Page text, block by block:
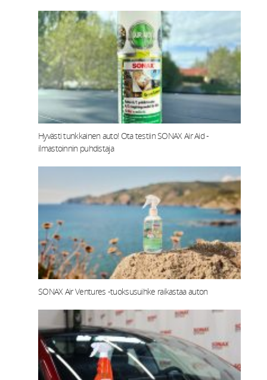
Hyvästi tunkkainen auto! Ota testiin SONAX Air Aid -
ilmastoinnin puhdistaja
SONAX Air Ventures -tuoksusuihke raikastaa auton